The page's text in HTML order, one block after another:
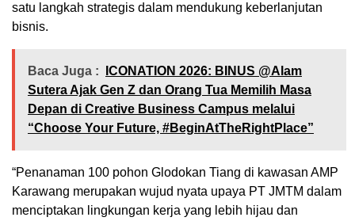
satu langkah strategis dalam mendukung keberlanjutan
bisnis.
Baca Juga :
ICONATION 2026: BINUS @Alam
Sutera Ajak Gen Z dan Orang Tua Memilih Masa
Depan di Creative Business Campus melalui
“Choose Your Future, #BeginAtTheRightPlace”
“Penanaman 100 pohon Glodokan Tiang di kawasan AMP
Karawang merupakan wujud nyata upaya PT JMTM dalam
menciptakan lingkungan kerja yang lebih hijau dan